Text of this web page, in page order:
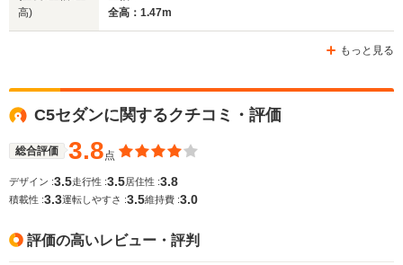
WLTCモード
燃費
高)
全高：1.47m
もっと見る
C5セダンに関するクチコミ・評価
総合評価 3.8点
デザイン :3.5走行性 :3.5居住性 :3.8
積載性 :3.3運転しやすさ :3.5維持費 :3.0
評価の高いレビュー・評判